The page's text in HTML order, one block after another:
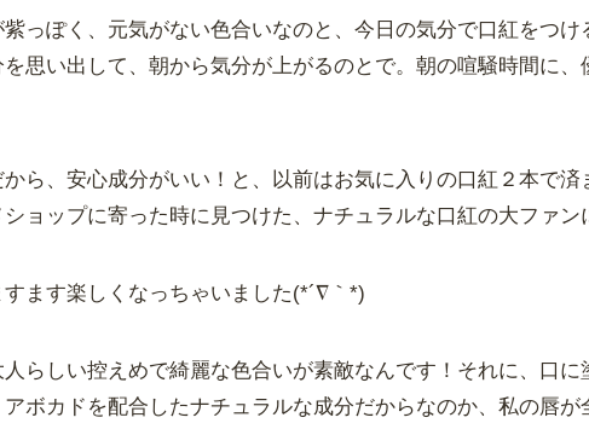
紫っぽく、元気がない色合いなのと、今日の気分で口紅をつけ
思い出して、朝から気分が上がるのとで。朝の喧騒時間に、
ら、安心成分がいい！と、以前はお気に入りの口紅２本で済
ョップに寄った時に見つけた、ナチュラルな口紅の大ファン
ます楽しくなっちゃいました(*´∇｀*)
らしい控えめで綺麗な色合いが素敵なんです！それに、口に
ボカドを配合したナチュラルな成分だからなのか、私の唇が